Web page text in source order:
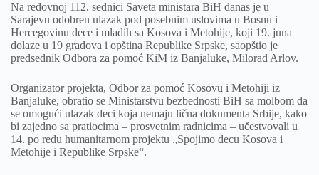
Na redovnoj 112. sednici Saveta ministara BiH danas je u
Sarajevu odobren ulazak pod posebnim uslovima u Bosnu i
Hercegovinu dece i mladih sa Kosova i Metohije, koji 19. juna
dolaze u 19 gradova i opština Republike Srpske, saopštio je
predsednik Odbora za pomoć KiM iz Banjaluke, Milorad Arlov.
Organizator projekta, Odbor za pomoć Kosovu i Metohiji iz
Banjaluke, obratio se Ministarstvu bezbednosti BiH sa molbom da
se omogući ulazak deci koja nemaju lična dokumenta Srbije, kako
bi zajedno sa pratiocima – prosvetnim radnicima – učestvovali u
14. po redu humanitarnom projektu „Spojimo decu Kosova i
Metohije i Republike Srpske“.